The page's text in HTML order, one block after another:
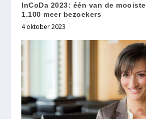
InCoDa 2023: één van de
1.100 meer bezoekers
4 oktober 2023